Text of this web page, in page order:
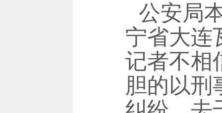
公安局
宁省大连
记者不相
胆的以刑